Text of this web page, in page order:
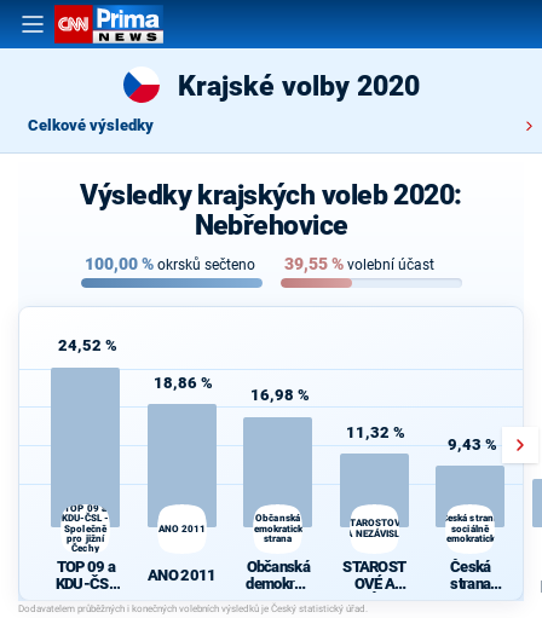
Krajské volby 2020
Celkové výsledky
Výsledky krajských voleb 2020:
Nebřehovice
100,00% okrsků sečteno 39,55% volební účast
24,52 %
TOP 09 a
KDU-ČSL -
Společně
pro jižní
Čechy
TOP 09 a
KDU-ČSL
- Společně
18,86 %
ANO 2011
ANO 2011
16,98 %
Občanská
demokratická
strana
Občanská
demokrati
cká strana
11,32 %
STAROSTOVÉ
A NEZÁVISLÍ
STAROST
OVÉ A
NEZÁVISL
9,43 %
Česká strana
sociálně
demokratická
Česká
strana
sociálně